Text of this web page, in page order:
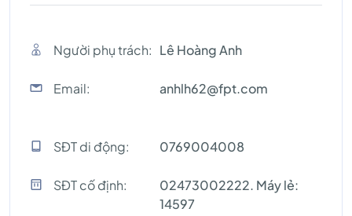
Người phụ trách: Lê Hoàng Anh
Email: anhlh62@fpt.com
SĐT di động: 0769004008
SĐT cố định:
02473002222. Máy lẻ:
14597